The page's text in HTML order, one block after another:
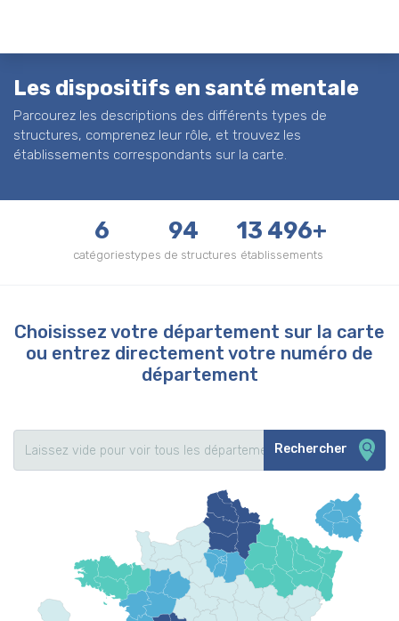
Les dispositifs en santé mentale
Parcourez les descriptions des différents types de
structures, comprenez leur rôle, et trouvez les
établissements correspondants sur la carte.
6
catégories
94
types de structures
13 496+
établissements
Choisissez votre département sur la carte
ou entrez directement votre numéro de
département
Rechercher